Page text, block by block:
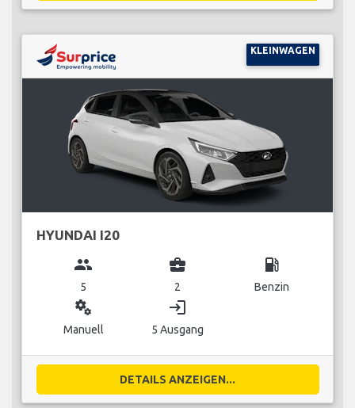
KLEINWAGEN
HYUNDAI I20
group
5
business_center
2
local_gas_station
Benzin
miscellaneous_services
Manuell
login
5 Ausgang
DETAILS ANZEIGEN...